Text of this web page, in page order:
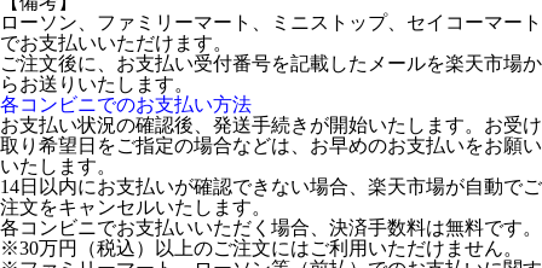
ローソン、ファミリーマート、ミニストップ、セイコーマート
でお支払いいただけます。
ご注文後に、お支払い受付番号を記載したメールを楽天市場か
らお送りいたします。
各コンビニでのお支払い方法
お支払い状況の確認後、発送手続きが開始いたします。お受け
取り希望日をご指定の場合などは、お早めのお支払いをお願い
いたします。
14日以内にお支払いが確認できない場合、楽天市場が自動でご
注文をキャンセルいたします。
各コンビニでお支払いいただく場合、決済手数料は無料です。
※30万円（税込）以上のご注文にはご利用いただけません。